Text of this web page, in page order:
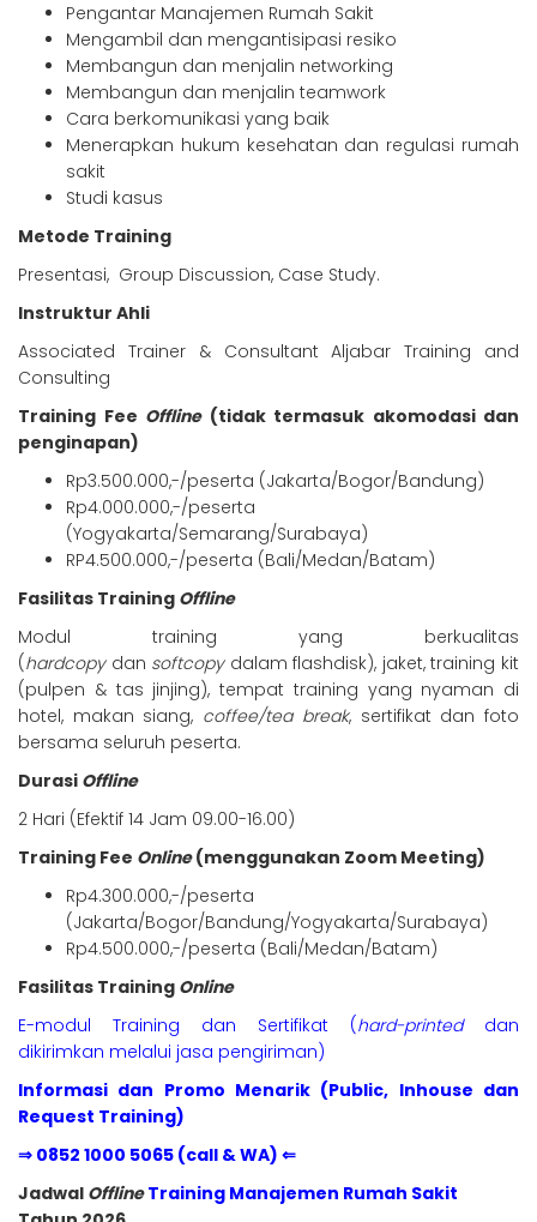
Pengantar Manajemen Rumah Sakit
Mengambil dan mengantisipasi resiko
Membangun dan menjalin networking
Membangun dan menjalin teamwork
Cara berkomunikasi yang baik
Menerapkan hukum kesehatan dan regulasi rumah
sakit
Studi kasus
Metode Training
Presentasi, Group Discussion, Case Study.
Instruktur Ahli
Associated Trainer & Consultant Aljabar Training and
Consulting
Training Fee Offline (tidak termasuk akomodasi dan
penginapan)
Rp3.500.000,-/peserta (Jakarta/Bogor/Bandung)
Rp4.000.000,-/peserta
(Yogyakarta/Semarang/Surabaya)
RP4.500.000,-/peserta (Bali/Medan/Batam)
Fasilitas Training Offline
Modul training yang berkualitas
(hardcopydan softcopy dalam flashdisk), jaket, training kit
(pulpen & tas jinjing), tempat training yang nyaman di
hotel, makan siang, coffee/tea break, sertifikat dan foto
bersama seluruh peserta.
Durasi Offline
2 Hari (Efektif 14 Jam 09.00-16.00)
Training Fee Online(menggunakan Zoom Meeting)
Rp4.300.000,-/peserta
(Jakarta/Bogor/Bandung/Yogyakarta/Surabaya)
Rp4.500.000,-/peserta (Bali/Medan/Batam)
Fasilitas Training Online
E-modul Training dan Sertifikat (hard-printeddan
dikirimkan melalui jasa pengiriman)
Informasi dan Promo Menarik (Public, Inhouse dan
Request Training)
⇒ 0852 1000 5065 (call & WA) ⇐
Jadwal Offline Training Manajemen Rumah Sakit